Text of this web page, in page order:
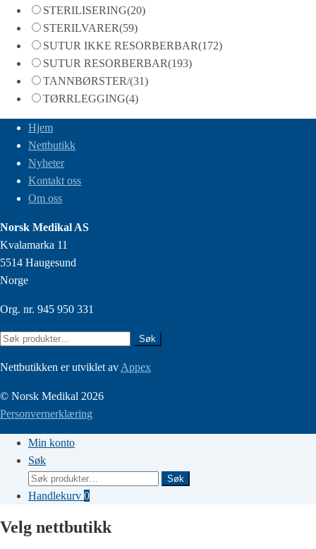
STERILISERING(20)
STERILVARER(59)
SUTUR IKKE RESORBERBAR(172)
SUTUR RESORBERBAR(193)
TANNBØRSTER/(31)
TØRRLEGGING(4)
Hjem
Nettbutikk
Nyheter
Kontakt oss
Om oss
Norsk Medikal AS
Kvalamarka 11
5514 Haugesund
Norge
Org. nr. 945 950 331
Søk
Søk
Nettbutikken er utviklet av Appex
© Norsk Medikal 2026
Personvernerklæring
Min konto
Søk
Søk
etter:
Søk
Handlekurv 0
Velg nettbutikk